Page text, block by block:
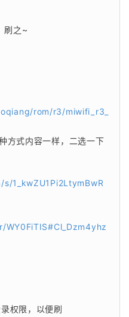
刷之~
rom/r3/miwifi_r3_
方式内容一样，二选一下
1_kwZU1Pi2LtymBwR
权限，以便刷